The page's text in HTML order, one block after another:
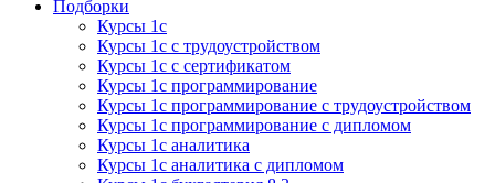
Подборки
Курсы 1с
Курсы 1с с трудоустройством
Курсы 1с с сертификатом
Курсы 1с программирование
Курсы 1с программирование с трудоустройством
Курсы 1с программирование с дипломом
Курсы 1с аналитика
Курсы 1с аналитика с дипломом